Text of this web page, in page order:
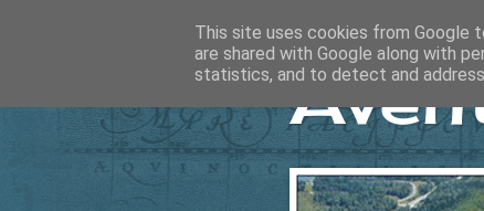
This site uses cookies from Google
are shared with Google along with
statistics, and to detect and